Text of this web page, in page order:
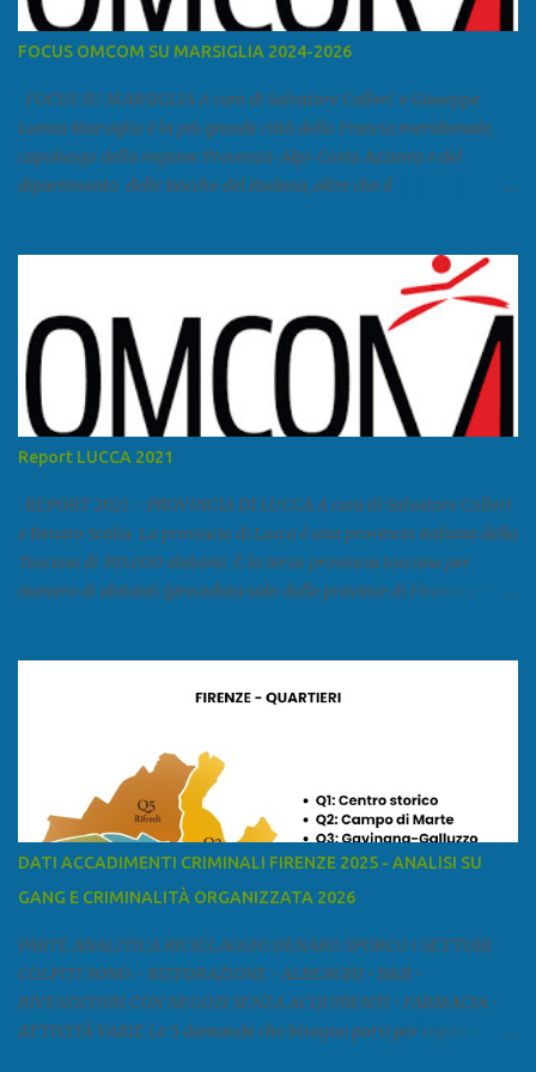
FOCUS OMCOM SU MARSIGLIA 2024-2026
FOCUS SU MARSIGLIA A cura di Salvatore Calleri e Giuseppe
Lumia Marsiglia è la più grande città della Francia meridionale,
capoluogo della regione Provenza-Alpi-Costa Azzurra e del
dipartimento delle Bocche del Rodano, oltre che il
come area metropolitana. Studiare quanto succede a Marsiglia è
molto importante per la geopolitica narcomafiosa perché
Marsiglia ha il porto in asse con la Corsica, Genova, Livorno e
Napoli e le banlieu gemellate con le periferie milanesi. Secondo il
rapporto della DCSA è uno dei principali scali del narcotraffico dal
sudamerica, in particolare Ecuador e Cile. Marsiglia è una città
multietnica, con un 40 per cento di islamici e nonostante questo e
nonostante il forte tasso di criminalità che attira molti giovani,
emerge a prescindere dalla religione una forte identità ...
Report LUCCA 2021
REPORT 2021 - PROVINCIA DI LUCCA A cura di Salvatore Calleri
e Renato Scalia La provincia di Lucca è una provincia italiana della
Toscana di 393.000 abitanti. È la terza provincia toscana per
numero di abitanti (preceduta solo dalle province di Firenze e Pisa)
a est con le province di Pistoia e di Firenze, a sud con la provincia di
Lucca Ÿ la Versilia Ÿ la Media Valle del Serchio Ÿ la Garfagnana
Fonte: wikipedia Presenze mafiose e criminali (principali) Le
presenze mafiose in provincia sono assai rilevanti. Si segnala che
nella relazione del 2001 della Commissione parlamentare
Livorno e Lucca agiscono i clan dei Fedele...” Dalla ricerc...
DATI ACCADIMENTI CRIMINALI FIRENZE 2025 - ANALISI SU
GANG E CRIMINALITÀ ORGANIZZATA 2026
PARTE ANALITICA RICICLAGGIO DENARO SPORCO I SETTORI
COLPITI SONO: • RISTORAZIONE • ALBERGHI • B&B •
RIVENDITORI CON NEGOZI SENZA ACQUIRENTI • FARMACIA •
ATTIVITÀ VARIE Le 5 domande che bisogna porsi per capire e